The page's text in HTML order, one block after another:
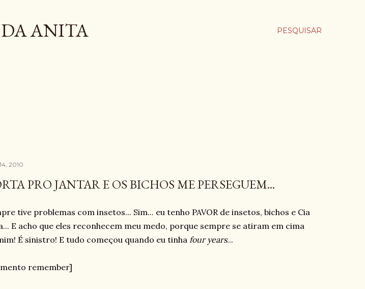
PESQUISAR
ANITA
2010
PRO JANTAR E OS BICHOS ME PERSEGUEM...
tive problemas com insetos... Sim... eu tenho PAVOR de insetos, bichos e Cia
E acho que eles reconhecem meu medo, porque sempre se atiram em cima
É sinistro! E tudo começou quando eu tinha four years...
remember]